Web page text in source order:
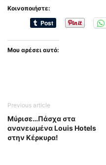
Κοινοποιήστε:
Μου αρέσει αυτό:
Previous article
Μύρισε…Πάσχα στα
ανανεωμένα Louis Hotels
στην Κέρκυρα!